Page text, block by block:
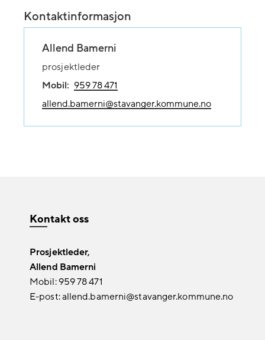
Kontaktinformasjon
Allend Bamerni
prosjektleder
Mobil: 959 78 471
allend.bamerni@stavanger.kommune.no
Kontakt oss
Prosjektleder,
Allend Bamerni
Mobil: 959 78 471
E-post: allend.bamerni@stavanger.kommune.no